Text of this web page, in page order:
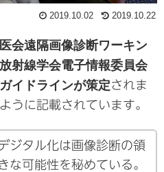
2019.10.22
2019.10.02
会遠隔画像診断ワーキン
射線学会電子情報委員会
イドラインが策定されま
うに記載されています。
ジタル化は画像診断の領
な可能性を秘めている。